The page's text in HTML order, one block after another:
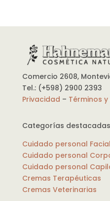
Comercio 2608,
Tel.: (+598) 2900 2393
Privacidad – Términos
Categorías destacadas
Cuidado personal Facial
Cuidado personal
Cuidado personal
Cremas Terapéuticas
Cremas Veterinarias